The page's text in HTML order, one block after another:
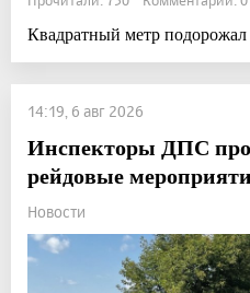
Квадратный метр подорожал
14:19, 6 авг 2026
Инспекторы ДПС
рейдовые
Новости